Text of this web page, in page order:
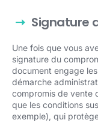
Signature
Une fois que vous
signature du
document engage
démarche
compromis de vente
que les conditions
exemple), qui